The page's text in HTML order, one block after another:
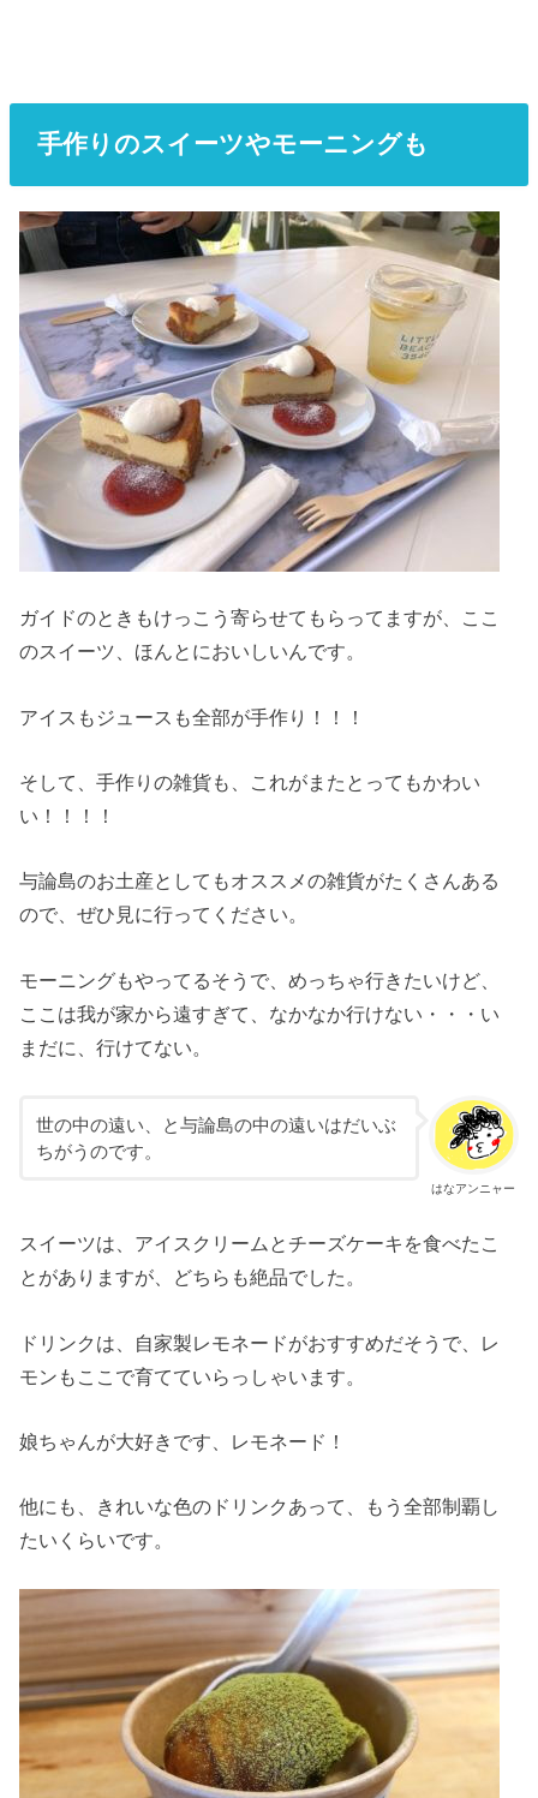
手作りのスイーツやモーニングも
ガイドのときもけっこう寄らせてもらってますが、ここ
のスイーツ、ほんとにおいしいんです。
アイスもジュースも全部が手作り！！！
そして、手作りの雑貨も、これがまたとってもかわい
い！！！！
与論島のお土産としてもオススメの雑貨がたくさんある
ので、ぜひ見に行ってください。
モーニングもやってるそうで、めっちゃ行きたいけど、
ここは我が家から遠すぎて、なかなか行けない・・・い
まだに、行けてない。
はなアンニャー
世の中の遠い、と与論島の中の遠いはだいぶ
ちがうのです。
スイーツは、アイスクリームとチーズケーキを食べたこ
とがありますが、どちらも絶品でした。
ドリンクは、自家製レモネードがおすすめだそうで、レ
モンもここで育てていらっしゃいます。
娘ちゃんが大好きです、レモネード！
他にも、きれいな色のドリンクあって、もう全部制覇し
たいくらいです。